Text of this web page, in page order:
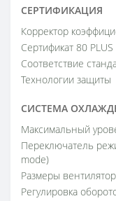
СЕРТИФИКАЦИЯ
Корректор
Сертификат 80 PLUS
Соответствие
Технологии защиты
СИСТЕМА
Максимальный
Переключатель
mode)
Размеры
Регулировка